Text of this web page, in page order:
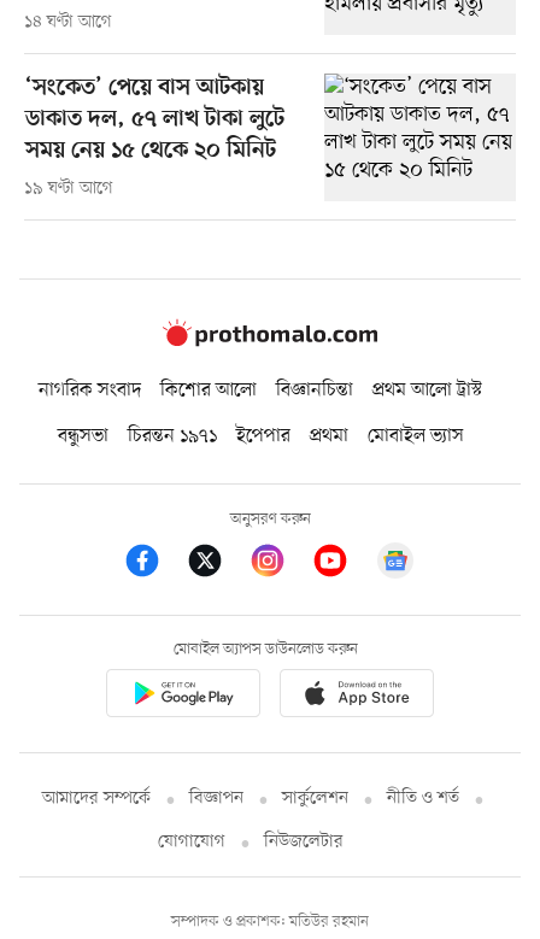
১৪ ঘণ্টা আগে
‘সংকেত’ পেয়ে বাস আটকায়
ডাকাত দল, ৫৭ লাখ টাকা লুটে
সময় নেয় ১৫ থেকে ২০ মিনিট
১৯ ঘণ্টা আগে
নাগরিক সংবাদ কিশোর আলো বিজ্ঞানচিন্তা
প্রথম আলো ট্রাস্ট
বন্ধুসভা
চিরন্তন ১৯৭১ ইপেপার প্রথমা মোবাইল ভ্যাস
অনুসরণ করুন
মোবাইল অ্যাপস ডাউনলোড করুন
আমাদের সম্পর্কে বিজ্ঞাপন সার্কুলেশন
নীতি ও শর্ত
যোগাযোগ
নিউজলেটার
সম্পাদক ও প্রকাশক: মতিউর রহমান